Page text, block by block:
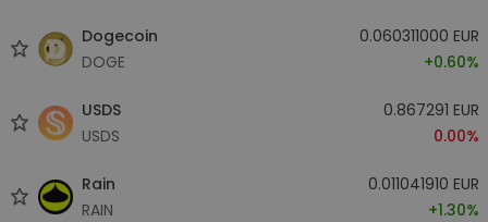
Dogecoin
DOGE
0.060311000 EUR
+0.60%
USDS
USDS
0.867291 EUR
0.00%
Rain
RAIN
0.011041910 EUR
+1.30%